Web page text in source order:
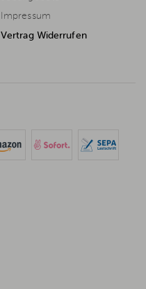
Impressum
Vertrag Widerrufen